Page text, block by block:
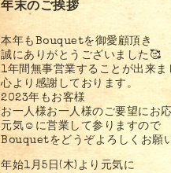
年末のご挨拶
本年もBouquetを御愛顧頂き
誠にありがとうございました🥰
1年間無事営業することが出来ま
心より感謝しております。
2023年もお客様
お一人様お一人様のご要望にお
元気☺️に営業して参りますので
Bouquetをどうぞよろしくお願
年始1月5日(木)より元気に